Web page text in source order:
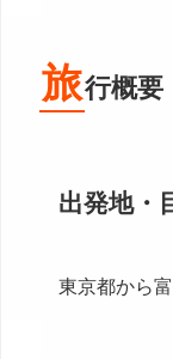
旅行概要
出発地・
東京都から